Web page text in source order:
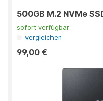
500GB M.2 NVMe
sofort verfügbar
vergleichen
99,00 €